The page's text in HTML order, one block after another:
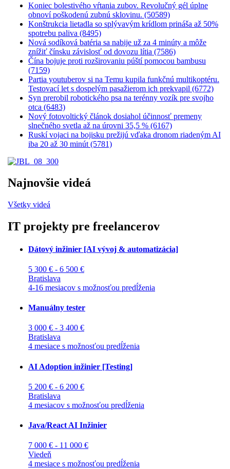
Koniec bolestivého vŕtania zubov. Revolučný gél úplne
obnoví poškodenú zubnú sklovinu. (50589)
Konštrukcia lietadla so splývavým krídlom prináša až 50%
spotrebu paliva (8495)
Nová sodíková batéria sa nabije už za 4 minúty a môže
znížiť čínsku závislosť od dovozu lítia (7586)
Čína bojuje proti rozširovaniu púští pomocou bambusu
(7159)
Partia youtuberov si na Temu kupila funkčnú multikoptéru.
Testovací let s dospelým pasažierom ich prekvapil (6772)
Syn prerobil robotického psa na terénny vozík pre svojho
otca (6483)
Nový fotovoltický článok dosiahol účinnosť premeny
slnečného svetla až na úrovni 35,5 % (6167)
Ruskí vojaci na bojisku prežijú vďaka dronom riadeným AI
iba 20 až 30 minút (5781)
Najnovšie videá
Všetky videá
IT projekty pre freelancerov
Dátový inžinier [AI vývoj & automatizácia]
5 300 € - 6 500 €
Bratislava
4-16 mesiacov s možnosťou predĺženia
Manuálny tester
3 000 € - 3 400 €
Bratislava
4 mesiace s možnosťou predĺženia
AI Adoption inžinier [Testing]
5 200 € - 6 200 €
Bratislava
4 mesiacov s možnosťou predĺženia
Java/React AI Inžinier
7 000 € - 11 000 €
Viedeň
4 mesiace s možnosťou predĺženia